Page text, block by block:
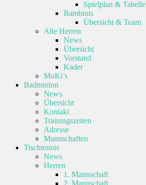
Spielplan & Tabelle
Bambinis
Übersicht & Team
Alte Herren
News
Übersicht
Vorstand
Kader
MoKi’s
Badminton
News
Übersicht
Kontakt
Trainingszeiten
Adresse
Mannschaften
Tischtennis
News
Herren
1. Mannschaft
2. Mannschaft